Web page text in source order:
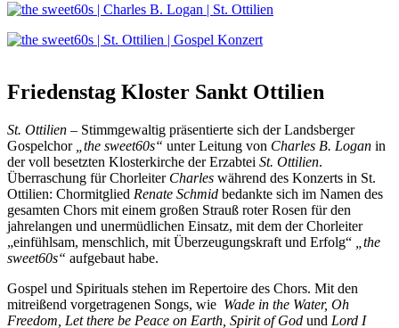
Friedenstag Kloster Sankt Ottilien
St. Ottilien – Stimmgewaltig präsentierte sich der Landsberger
Gospelchor
„the sweet60s“ unter Leitung von Charles B. Logan in
der voll besetzten Klosterkirche der Erzabtei St. Ottilien.
Überraschung für Chorleiter Charles während des Konzerts in St.
Ottilien: Chormitglied Renate Schmid bedankte sich im Namen des
gesamten Chors mit einem großen Strauß roter Rosen für den
jahrelangen und unermüdlichen Einsatz, mit dem der Chorleiter
„einfühlsam, menschlich, mit Überzeugungskraft und Erfolg“
„the
sweet60s“ aufgebaut habe.
Gospel und Spirituals stehen im Repertoire des Chors. Mit den
mitreißend vorgetragenen Songs, wie Wade in the Water, Oh
Freedom, Let there be Peace on Earth, Spirit of God und Lord I